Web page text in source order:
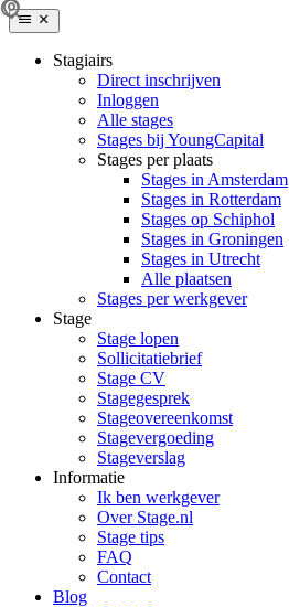
Stagiairs
Direct inschrijven
Inloggen
Alle stages
Stages bij YoungCapital
Stages per plaats
Stages in Amsterdam
Stages in Rotterdam
Stages op Schiphol
Stages in Groningen
Stages in Utrecht
Alle plaatsen
Stages per werkgever
Stage
Stage lopen
Sollicitatiebrief
Stage CV
Stagegesprek
Stageovereenkomst
Stagevergoeding
Stageverslag
Informatie
Ik ben werkgever
Over Stage.nl
Stage tips
FAQ
Contact
Blog